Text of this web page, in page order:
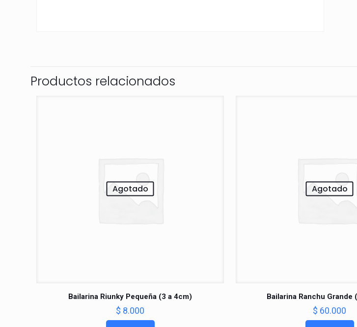
Productos relacionados
Agotado
Bailarina Riunky Pequeña (3 a 4cm)
$ 8.000
Agotado
Bailarina Ranchu Grande
$ 60.000